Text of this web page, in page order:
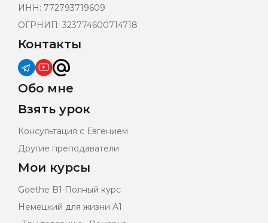
ИНН: 772793719609
ОГРНИП: 323774600714718
Контакты
Обо мне
Взять урок
Консультация с Евгением
Другие преподаватели
Мои курсы
Goethe B1 Полный курс
Немецкий для жизни А1